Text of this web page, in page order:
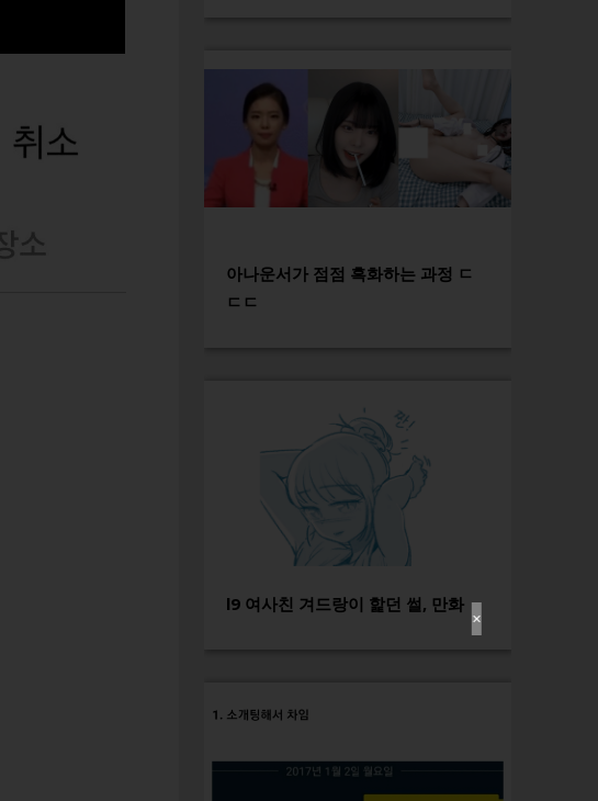
✕
아나운서가 점점 흑화하는 과정 ㄷ
ㄷㄷ
l9 여사친 겨드랑이 핥던 썰, 만화